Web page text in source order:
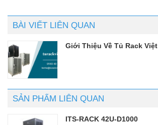
BÀI VIẾT LIÊN QUAN
Giới Thiệu Về Tủ Rack Việt
SẢN PHẨM LIÊN QUAN
ITS-RACK 42U-D1000